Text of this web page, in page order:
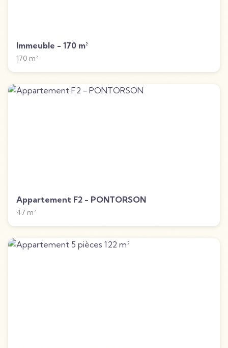
Immeuble - 170 m²
170 m²
Appartement F2 - PONTORSON
47 m²